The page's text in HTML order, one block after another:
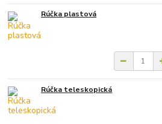
Rúčka plastová
Rúčka teleskopická